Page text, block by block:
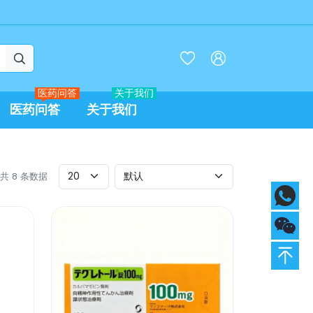
  
医药问答
医药问答
关于我们
关于我们
8 条数据